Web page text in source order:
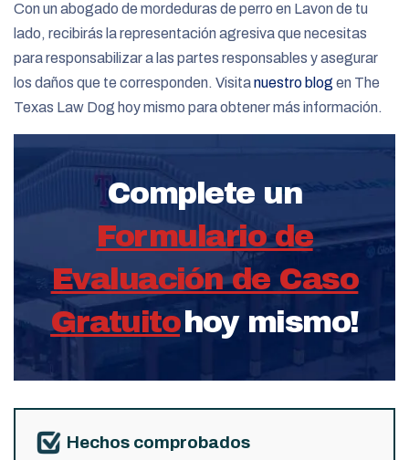
Con un abogado de mordeduras de perro en Lavon de tu
lado, recibirás la representación agresiva que necesitas
para responsabilizar a las partes responsables y asegurar
los daños que te corresponden. Visitanuestro blog en The
Texas Law Dog hoy mismo para obtener más información.
Complete un
Formulario de
Evaluación de Caso
Gratuitohoy mismo!
Hechos comprobados